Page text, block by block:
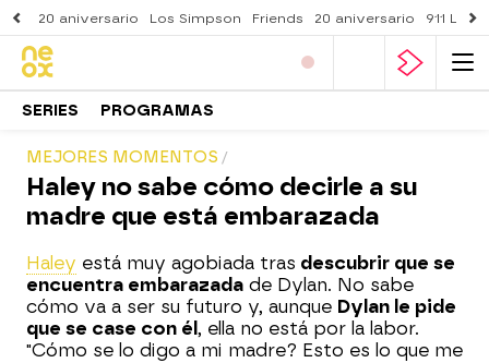
20 aniversario Los Simpson Friends 20 aniversario 911
SERIES PROGRAMAS
MEJORES MOMENTOS
Haley no sabe cómo decirle a su
madre que está embarazada
Haley está muy agobiada tras descubrir que se
encuentra embarazada de Dylan. No sabe
cómo va a ser su futuro y, aunque Dylan le pide
que se case con él , ella no está por la labor.
"Cómo se lo digo a mi madre? Esto es lo que me